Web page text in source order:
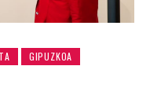
GIPUZKOA